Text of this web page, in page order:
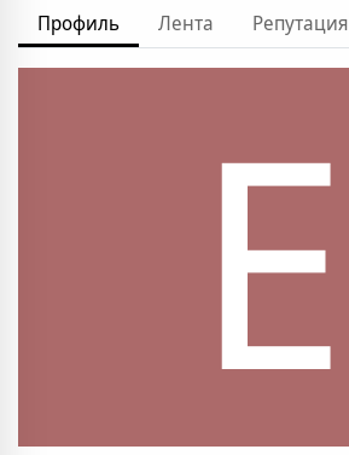
Профиль Лента Репутация
E